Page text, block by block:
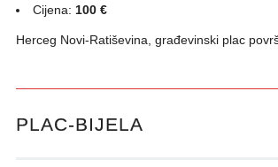
Cijena: 100 €
Herceg Novi-Ratiševina, građevinski plac
PLAC-BIJELA